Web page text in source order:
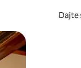
Dajte